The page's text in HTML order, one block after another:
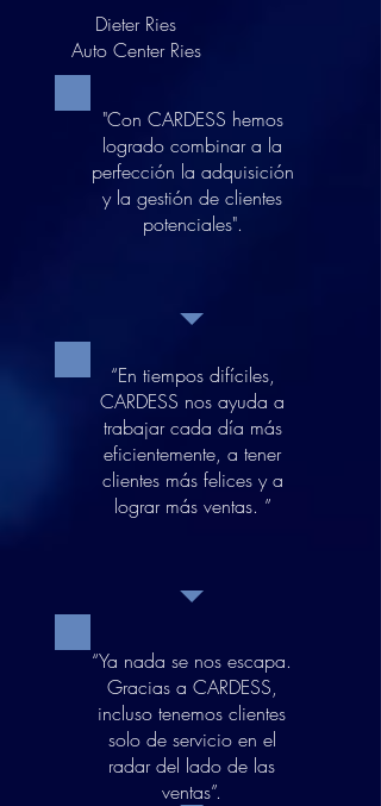
Dieter Ries
Auto Center Ries
"Con CARDESS hemos
logrado combinar a la
perfección la adquisición
y la gestión de clientes
potenciales".
“En tiempos difíciles,
CARDESS nos ayuda a
trabajar cada día más
eficientemente, a tener
clientes más felices y a
lograr más ventas. ”
“Ya nada se nos escapa.
Gracias a CARDESS,
incluso tenemos clientes
solo de servicio en el
radar del lado de las
ventas”.